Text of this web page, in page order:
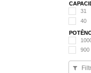
31
40
900